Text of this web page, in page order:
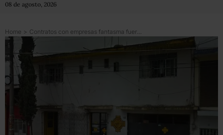
08 de agosto, 2026
Home > Contratos con empresas fantasma fueron legales, dice el gobierno de Veracruz